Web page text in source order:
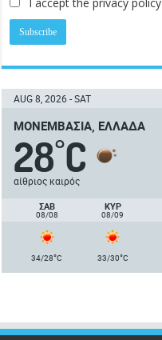
AUG 8, 2026 - SAT
ΜΟΝΕΜΒΑΣΙΆ, ΕΛΛΆΔΑ
28°C
αίθριος καιρός
ΣΑΒ
08/08
ΚΥΡ
08/09
34/28°C 33/30°C